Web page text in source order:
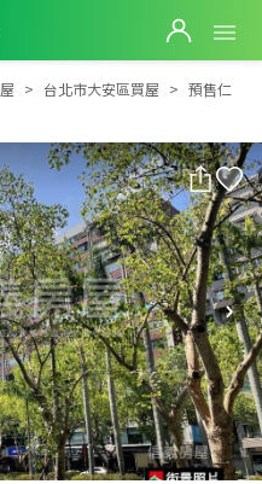
預售仁愛玉璽次高樓ＡＢ戶
台北市大安區買屋
預售仁